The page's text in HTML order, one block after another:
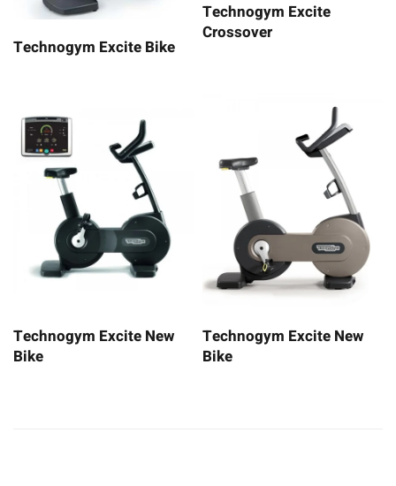
Technogym Excite Bike
Technogym Excite
Crossover
Technogym Excite New
Bike
Technogym Excite New
Bike